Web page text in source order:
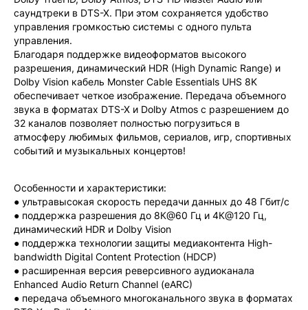
саундтреки в DTS-X. При этом сохраняется удобство
управления громкостью системы с одного пульта
управления.
Благодаря поддержке видеоформатов высокого
разрешения, динамический HDR (High Dynamic Range) и
Dolby Vision кабель Monster Cable Essentials UHS 8K
обеспечивает четкое изображение. Передача объемного
звука в форматах DTS-X и Dolby Atmos с разрешением до
32 каналов позволяет полностью погрузиться в
атмосферу любимых фильмов, сериалов, игр, спортивных
событий и музыкальных концертов!
Особенности и характеристики:
● ультравысокая скорость передачи данных до 48 Гбит/с
● поддержка разрешения до 8К@60 Гц и 4К@120 Гц,
динамический HDR и Dolby Vision
● поддержка технологии защиты медиаконтента High-
bandwidth Digital Content Protection (HDCP)
● расширенная версия реверсивного аудиоканала
Enhanced Audio Return Channel (eARC)
● передача объемного многоканального звука в форматах